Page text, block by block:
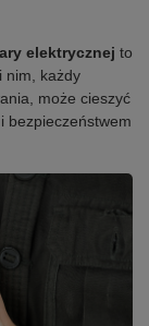
elektrycznej to
nim, każdy
może cieszyć
bezpieczeństwem